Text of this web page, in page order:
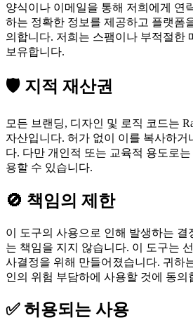
양식이나 이메일을 통해 저희에게 연
하는 정확한 정보를 제공하고 플랫폼
의합니다. 저희는 스팸이나 부적절한
보유합니다.
🛡️ 지적 재산권
모든 브랜딩, 디자인 및 로직 코드는
자산입니다. 허가 없이 이를 복사하거
다. 다만 개인적 또는 교육적 용도로
용할 수 있습니다.
🚫 책임의 제한
이 도구의 사용으로 인해 발생하는 결
는 책임을 지지 않습니다. 이 도구는
사결정을 위해 만들어졌습니다. 귀하
인의 위험 부담하에 사용할 것에 동의
✅ 허용되는 사용